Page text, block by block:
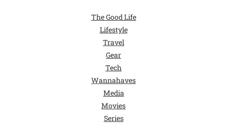
The Good Life
Lifestyle
Travel
Gear
Tech
Wannahaves
Media
Movies
Series